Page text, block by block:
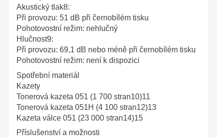
Akustický tlak8:
Při provozu: 51 dB při černobílém tisku
Pohotovostní režim: nehlučný
Hlučnost9:
Při provozu: 69,1 dB nebo méně při černobílém tisku
Pohotovostní režim: není k dispozici
Spotřební materiál
Kazety
Tonerová kazeta 051 (1 700 stran10)11
Tonerová kazeta 051H (4 100 stran12)13
Kazeta válce 051 (23 000 stran14)15
Příslušenství a možnosti